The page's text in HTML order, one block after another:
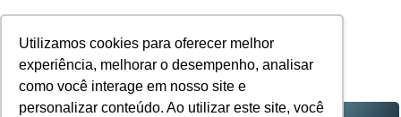
Utilizamos cookies para oferecer melhor
experiência, melhorar o desempenho, analisar
como você interage em nosso site e
personalizar conteúdo. Ao utilizar este site, você
POR